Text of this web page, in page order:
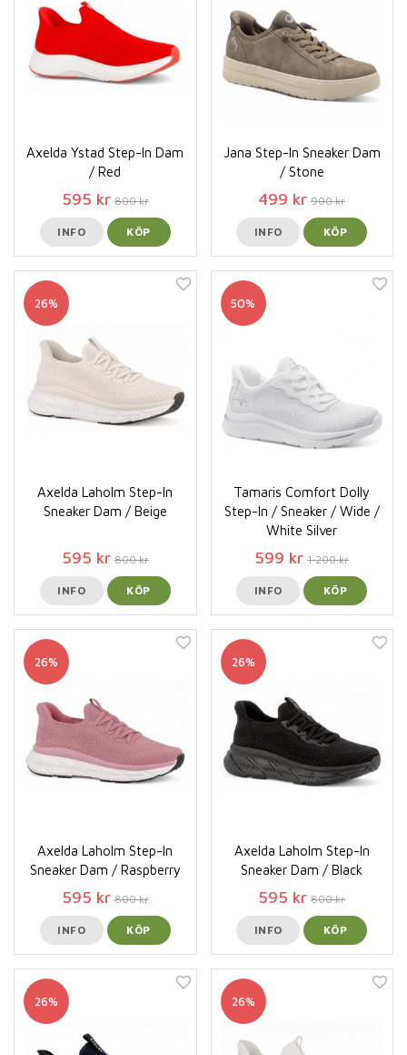
Axelda Ystad Step-In Dam
/ Red
595 kr 800 kr
INFO KÖP
Jana Step-In Sneaker Dam
/ Stone
499 kr 900 kr
INFO KÖP
26%
Axelda Laholm Step-In
Sneaker Dam / Beige
595 kr 800 kr
INFO KÖP
50%
Tamaris Comfort Dolly
Step-In / Sneaker / Wide /
White Silver
599 kr 1 200 kr
INFO KÖP
26%
Axelda Laholm Step-In
Sneaker Dam / Raspberry
595 kr 800 kr
INFO KÖP
26%
Axelda Laholm Step-In
Sneaker Dam / Black
595 kr 800 kr
INFO KÖP
26% 26%